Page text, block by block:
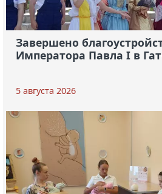
Завершено
Императора Павла I в
5 августа 2026